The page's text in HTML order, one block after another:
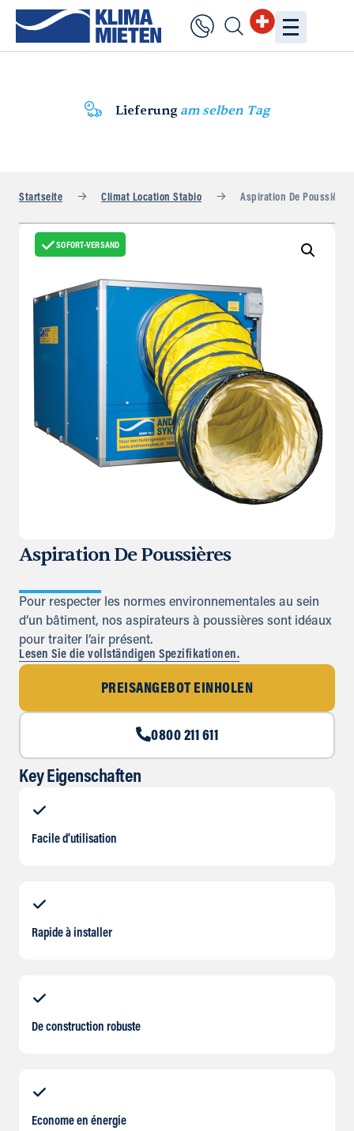
Lieferung am selben Tag
Startseite Climat Location Stabio Aspiration De Poussières
SOFORT-VERSAND
Aspiration De Poussières
Pour respecter les normes environnementales au sein
d’un bâtiment, nos aspirateurs à poussières sont idéaux
pour traiter l’air présent.
Lesen Sie die vollständigen Spezifikationen.
PREISANGEBOT EINHOLEN
0800 211 611
Key Eigenschaften
Facile d’utilisation
Rapide à installer
De construction robuste
Econome en énergie